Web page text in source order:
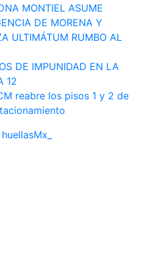
MONTIEL ASUME
DE MORENA Y
ULTIMÁTUM RUMBO AL
DE IMPUNIDAD EN LA
12
reabre los pisos 1 y 2 de